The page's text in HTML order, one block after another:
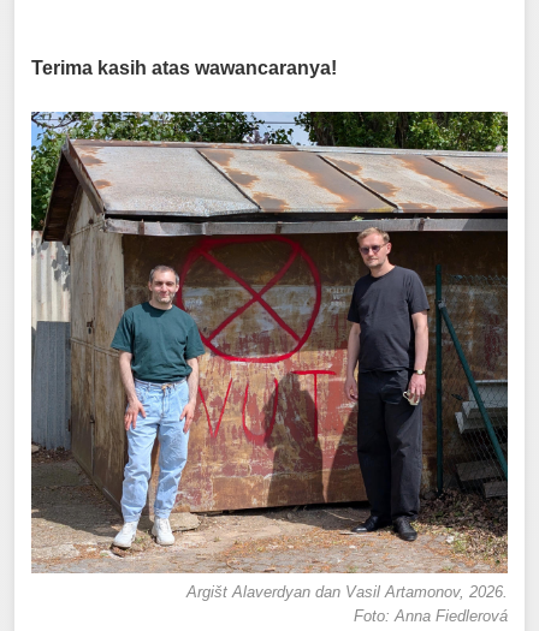
Terima kasih atas wawancaranya!
Argišt Alaverdyan dan Vasil Artamonov, 2026.
Foto: Anna Fiedlerová